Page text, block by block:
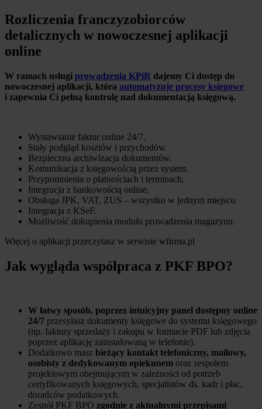
Rozliczenia franczyzobiorców
detalicznych w nowoczesnej aplikacji
online
W ramach usługi prowadzenia KPiR dajemy Ci dostęp do
nowoczesnej aplikacji, która automatyzuje procesy księgowe
i zapewnia Ci pełną kontrolę nad dokumentacją księgową.
Wystawianie faktur online 24/7.
Stały podgląd kosztów i przychodów.
Bezpieczna archiwizacja dokumentów.
Komunikacja z księgowością przez system.
Przypomnienia o płatnościach i terminach.
Integracja z bankowością online.
Obsługa JPK, VAT, ZUS – wszystko w jednym miejscu.
Integracja z KSeF.
Możliwość dokupienia modułu prowadzenia magazynu.
Więcej o aplikacji przeczytasz w serwisie wfirma.pl
Jak wygląda współpraca z PKF BPO?
W łatwy sposób, poprzez intuicyjny panel dostępny online
24/7 przesyłasz dokumenty księgowe do systemu księgowego
(np. faktury sprzedaży i zakupu w formacie PDF lub zdjęcia
poprzez aplikację zainstalowaną w telefonie).
Dodatkowo masz bieżący kontakt telefoniczny, mailowy,
osobisty z dedykowanym opiekunem oraz zespołem
projektowym obejmującym w zależności od potrzeb
certyfikowanych księgowych, specjalistów ds. kadr i płac,
doradców podatkowych.
Zespół PKF BPO zgodnie z aktualnymi przepisami